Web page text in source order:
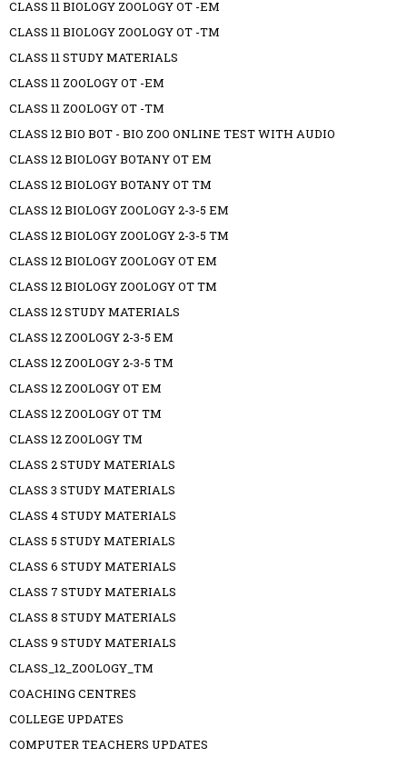
CLASS 11 BIOLOGY ZOOLOGY OT -EM
CLASS 11 BIOLOGY ZOOLOGY OT -TM
CLASS 11 STUDY MATERIALS
CLASS 11 ZOOLOGY OT -EM
CLASS 11 ZOOLOGY OT -TM
CLASS 12 BIO BOT - BIO ZOO ONLINE TEST WITH AUDIO
CLASS 12 BIOLOGY BOTANY OT EM
CLASS 12 BIOLOGY BOTANY OT TM
CLASS 12 BIOLOGY ZOOLOGY 2-3-5 EM
CLASS 12 BIOLOGY ZOOLOGY 2-3-5 TM
CLASS 12 BIOLOGY ZOOLOGY OT EM
CLASS 12 BIOLOGY ZOOLOGY OT TM
CLASS 12 STUDY MATERIALS
CLASS 12 ZOOLOGY 2-3-5 EM
CLASS 12 ZOOLOGY 2-3-5 TM
CLASS 12 ZOOLOGY OT EM
CLASS 12 ZOOLOGY OT TM
CLASS 12 ZOOLOGY TM
CLASS 2 STUDY MATERIALS
CLASS 3 STUDY MATERIALS
CLASS 4 STUDY MATERIALS
CLASS 5 STUDY MATERIALS
CLASS 6 STUDY MATERIALS
CLASS 7 STUDY MATERIALS
CLASS 8 STUDY MATERIALS
CLASS 9 STUDY MATERIALS
CLASS_12_ZOOLOGY_TM
COACHING CENTRES
COLLEGE UPDATES
COMPUTER TEACHERS UPDATES